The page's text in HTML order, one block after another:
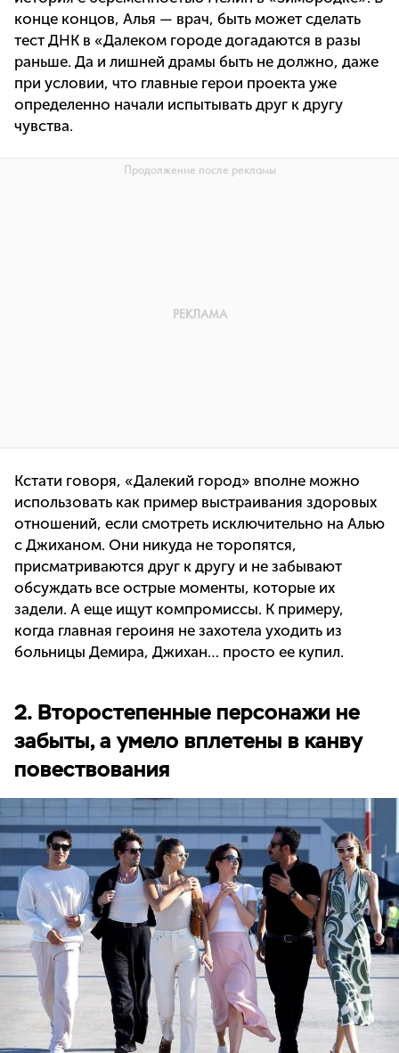
конце концов, Алья — врач, быть может сделать
тест ДНК в «Далеком городе догадаются в разы
раньше. Да и лишней драмы быть не должно, даже
при условии, что главные герои проекта уже
определенно начали испытывать друг к другу
чувства.
Кстати говоря, «Далекий город» вполне можно
использовать как пример выстраивания здоровых
отношений, если смотреть исключительно на Алью
с Джиханом. Они никуда не торопятся,
присматриваются друг к другу и не забывают
обсуждать все острые моменты, которые их
задели. А еще ищут компромиссы. К примеру,
когда главная героиня не захотела уходить из
больницы Демира, Джихан… просто ее купил.
2. Второстепенные персонажи не
забыты, а умело вплетены в канву
повествования